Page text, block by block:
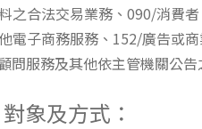
之合法交易業務、090/消費
電子商務服務、152/廣告或
服務及其他依主管機關公告
象及方式：